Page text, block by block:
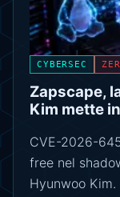
CYBERSEC
Zapscape,
Kim mette
CVE-2026-
free nel
Hyunwoo